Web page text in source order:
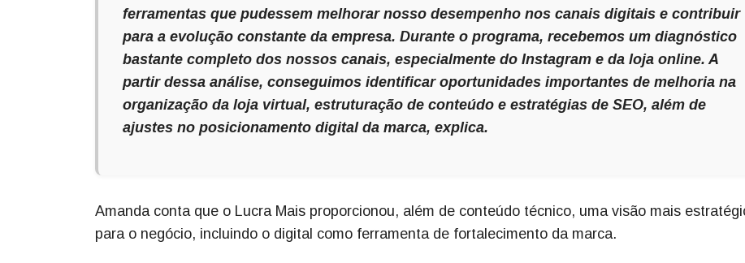
ferramentas que pudessem melhorar nosso desempenho nos canais digitais e contribuir
para a evolução constante da empresa. Durante o programa, recebemos um diagnóstico
bastante completo dos nossos canais, especialmente do Instagram e da loja online. A
partir dessa análise, conseguimos identificar oportunidades importantes de melhoria na
organização da loja virtual, estruturação de conteúdo e estratégias de SEO, além de
ajustes no posicionamento digital da marca, explica.
Amanda conta que o Lucra Mais proporcionou, além de conteúdo técnico, uma visão mais
para o negócio, incluindo o digital como ferramenta de fortalecimento da marca.